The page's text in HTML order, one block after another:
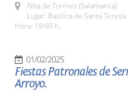
Alba de Tormes (Salamanca)
Lugar: Basílica de Santa
Hora: 19:00 h.
01/02/2025
Fiestas Patronales de
Arroyo.